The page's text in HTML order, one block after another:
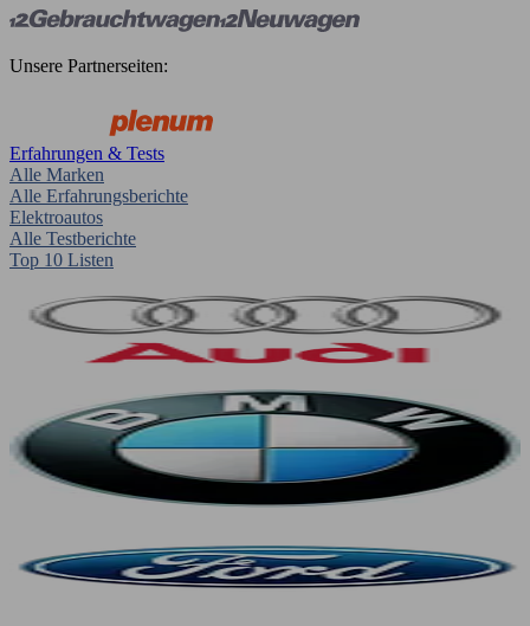
Unsere Partnerseiten:
Erfahrungen & Tests
Alle Marken
Alle Erfahrungsberichte
Elektroautos
Alle Testberichte
Top 10 Listen